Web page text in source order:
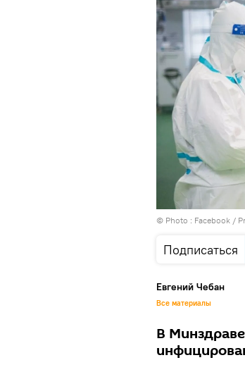
© Photo : Facebook /
Подписаться
Евгений Чебан
Все материалы
В